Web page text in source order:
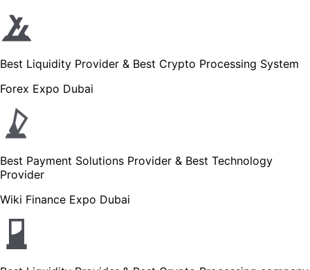
Best Liquidity Provider & Best Crypto Processing System
Forex Expo Dubai
Best Payment Solutions Provider & Best Technology
Provider
Wiki Finance Expo Dubai